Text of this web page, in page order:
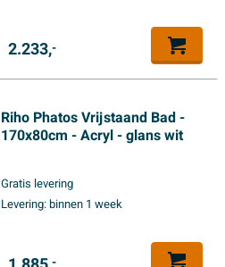
2.233,-
Riho Phatos Vrijstaand Bad -
170x80cm - Acryl - glans wit
Gratis levering
Levering:binnen 1 week
-